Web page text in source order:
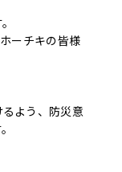
ーチキの皆様
よう、防災意